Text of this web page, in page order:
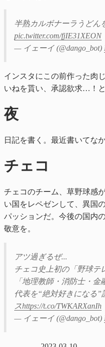
半熟カルボナーラうどん
pic.twitter.com/fjIE31XEON
— イェーイ (@dango_bot)
インスタにこの前作った肉
いねを貰い、承認欲求…！
夜
日記を書く。最近書いてな
チェコ
チェコのチーム、草野球感
い国をレペゼンして、異国
パッションだ。今後の国内
敬意を。
アツ過ぎるぜ...
チェコ史上初の「野球テ
「地理教師・消防士・
代表を“絶対好きになる”
スhttps://t.co/TWKARXanIh
— イェーイ (@dango_bot)